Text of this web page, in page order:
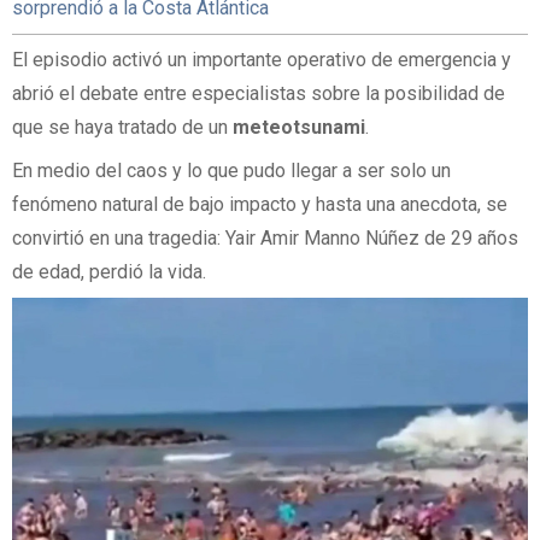
sorprendió a la Costa Atlántica
El episodio activó un importante operativo de emergencia y
abrió el debate entre especialistas sobre la posibilidad de
que se haya tratado de un meteotsunami.
En medio del caos y lo que pudo llegar a ser solo un
fenómeno natural de bajo impacto y hasta una anecdota, se
convirtió en una tragedia: Yair Amir Manno Núñez de 29 años
de edad, perdió la vida.